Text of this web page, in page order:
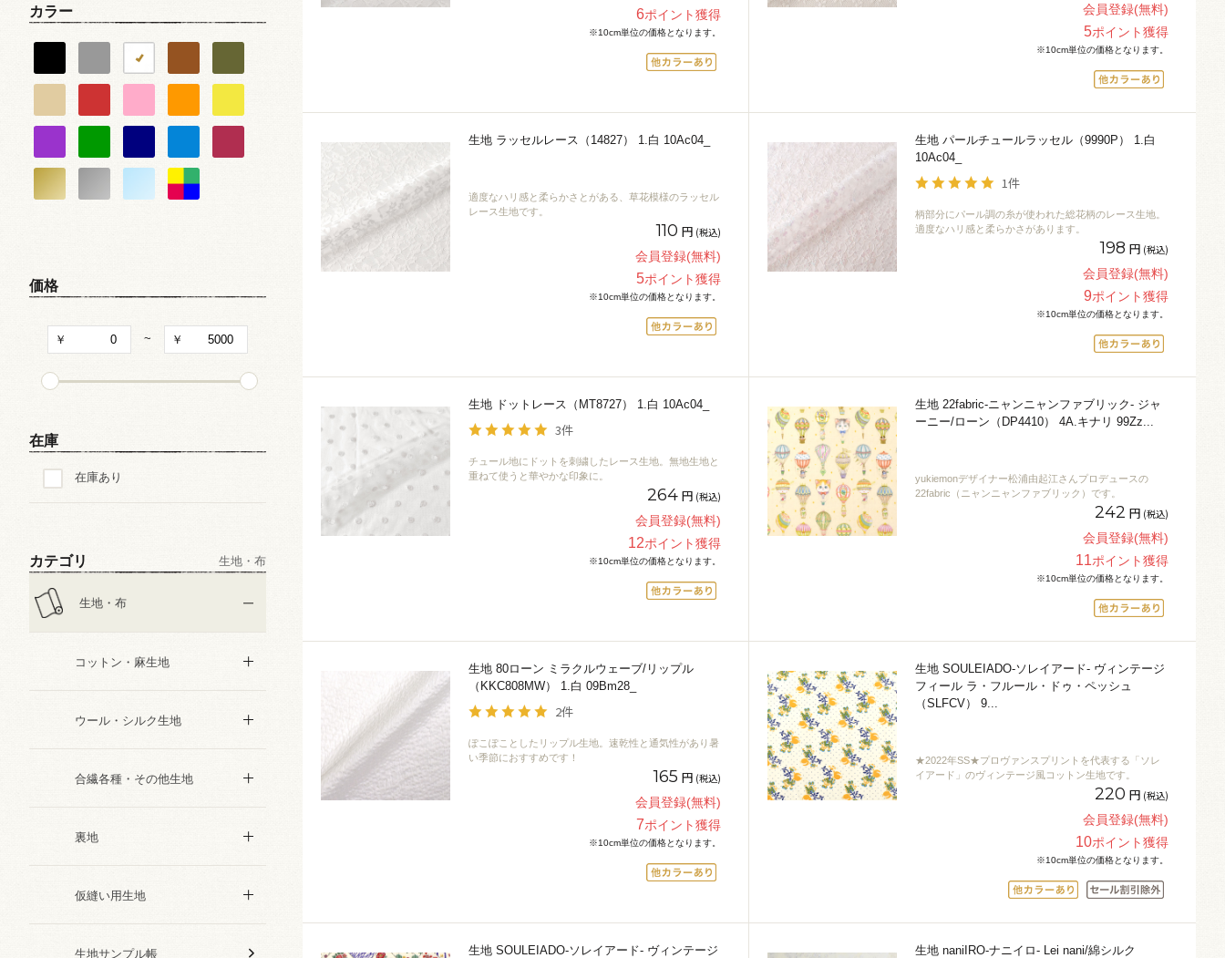
キャラクター
和・チャイナ風柄
カラー
価格
~
在庫
在庫あり
カテゴリ 生地・布
生地・布
コットン・麻生地
ウール・シルク生地
合繊各種・その他生地
裏地
仮縫い用生地
生地サンプル帳
6ポイント獲得
※10cm単位の価格となります。
会員登録(無料)
5ポイント獲得
※10cm単位の価格となります。
生地 ラッセルレース（14827） 1.白 10Ac04_
適度なハリ感と柔らかさとがある、草花模様のラッセル
レース生地です。
110 円 (税込)
会員登録(無料)
5ポイント獲得
※10cm単位の価格となります。
生地 パールチュールラッセル（9990P） 1.白
10Ac04_
1件
柄部分にパール調の糸が使われた総花柄のレース生地。
適度なハリ感と柔らかさがあります。
198 円 (税込)
会員登録(無料)
9ポイント獲得
※10cm単位の価格となります。
生地 ドットレース（MT8727） 1.白 10Ac04_
3件
チュール地にドットを刺繍したレース生地。無地生地と
重ねて使うと華やかな印象に。
264 円 (税込)
会員登録(無料)
12ポイント獲得
※10cm単位の価格となります。
生地 22fabric-ニャンニャンファブリック- ジャ
ーニー/ローン（DP4410） 4A.キナリ 99Zz
yukiemonデザイナー松浦由起江さんプロデュースの
22fabric（ニャンニャンファブリック）です。
242 円 (税込)
会員登録(無料)
11ポイント獲得
※10cm単位の価格となります。
生地 80ローン ミラクルウェーブ/リップル
（KKC808MW） 1.白 09Bm28_
2件
ぽこぽことしたリップル生地。速乾性と通気性があり暑
い季節におすすめです！
165 円 (税込)
会員登録(無料)
7ポイント獲得
※10cm単位の価格となります。
生地 SOULEIADO-ソレイアード- ヴィンテージ
フィール ラ・フルール・ドゥ・ペッシュ
（SLFCV） 9
★2022年SS★プロヴァンスプリントを代表する「ソレ
イアード」のヴィンテージ風コットン生地です。
220 円 (税込)
会員登録(無料)
10ポイント獲得
※10cm単位の価格となります。
生地 SOULEIADO-ソレイアード- ヴィンテージ 生地 naniIRO-ナニイロ- Lei nani/綿シルク